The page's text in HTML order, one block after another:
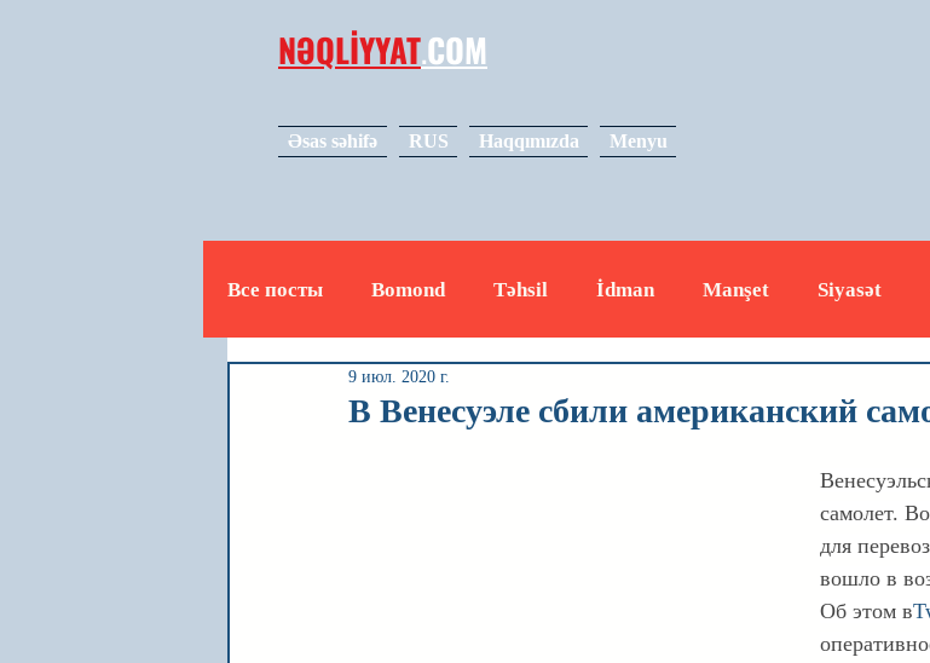
NƏQLİYYAT.COM
Əsas səhifə RUS Haqqımızda Menyu
Все посты Bomond Təhsil İdman Manşet Siyasət
Video
В Венесуэле сбили американский
9 июл. 2020 г.
самолет.
для
вошло в
Об этом в